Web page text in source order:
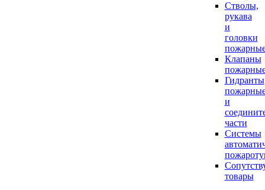
Стволы,
рукава
и
головки
Клапаны
Гидранты
и
части
Системы
товары